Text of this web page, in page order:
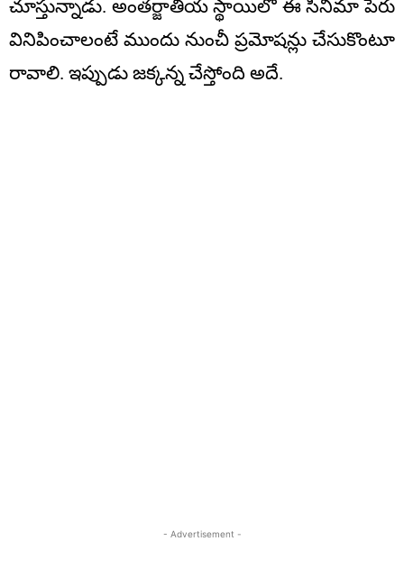
చూస్తున్నాడు. అంతర్జాతీయ స్థాయిలో ఈ సినిమా పేరు
వినిపించాలంటే ముందు నుంచీ ప్రమోషన్లు చేసుకొంటూ
రావాలి. ఇప్పుడు జక్కన్న చేస్తోంది అదే.
- Advertisement -